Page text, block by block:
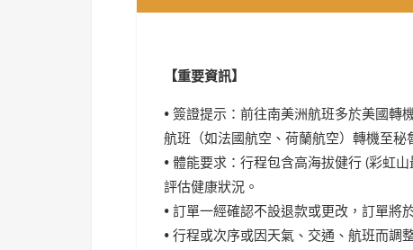
【重要資訊】
• 簽證提示：前往南美洲航班多於美國
航班（如法國航空、荷蘭航空）轉機至秘
• 體能要求：行程包含高海拔健行 (彩虹
評估健康狀況。
• 訂單一經確認不設退款或更改，訂單將
• 行程或次序或因天氣、交通、航班而調